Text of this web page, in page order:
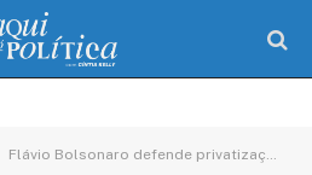
Flávio Bolsonaro defende privatizações e redução de impostos em pré-campanha para 2026, diz Reuters